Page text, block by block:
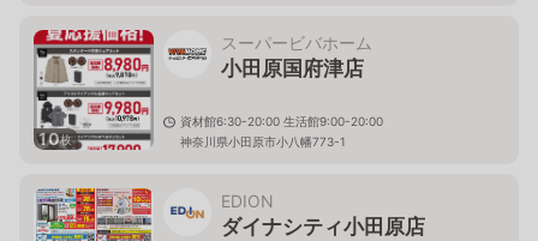
10枚
スーパービバホーム
小田原国府津店
資材館6:30-20:00 生活館9:00-20:00
神奈川県小田原市小八幡773-1
EDION
ダイナシティ小田原店